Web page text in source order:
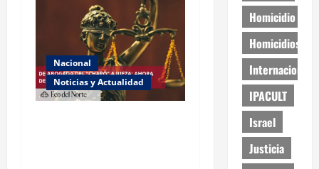
Nacional
Noticias y Actualidad
Homicidio
Homicidios
Internacional
IPACULT
Israel
Justicia